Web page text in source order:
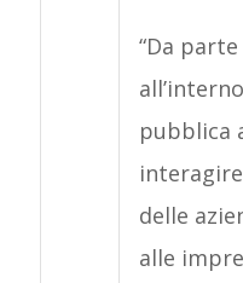
“Da
pubblica
delle
alle